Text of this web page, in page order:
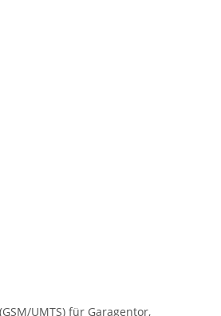
UMTS) für Garagentor,